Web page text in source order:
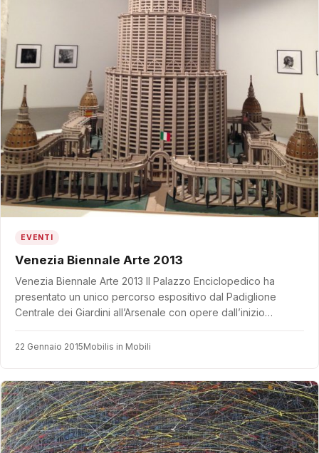
EVENTI
Venezia Biennale Arte 2013
Venezia Biennale Arte 2013 Il Palazzo Enciclopedico ha
presentato un unico percorso espositivo dal Padiglione
Centrale dei Giardini all’Arsenale con opere dall’inizio…
22 Gennaio 2015Mobilis in Mobili